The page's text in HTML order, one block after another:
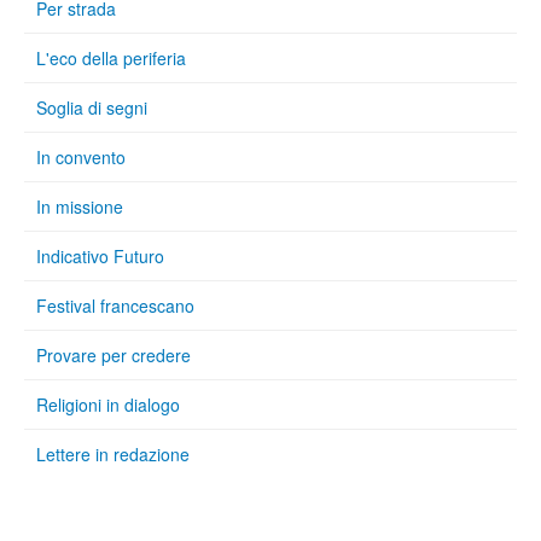
Per strada
L'eco della periferia
Soglia di segni
In convento
In missione
Indicativo Futuro
Festival francescano
Provare per credere
Religioni in dialogo
Lettere in redazione